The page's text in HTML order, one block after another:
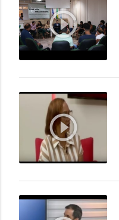
play_circle_outline
play_circle_outline